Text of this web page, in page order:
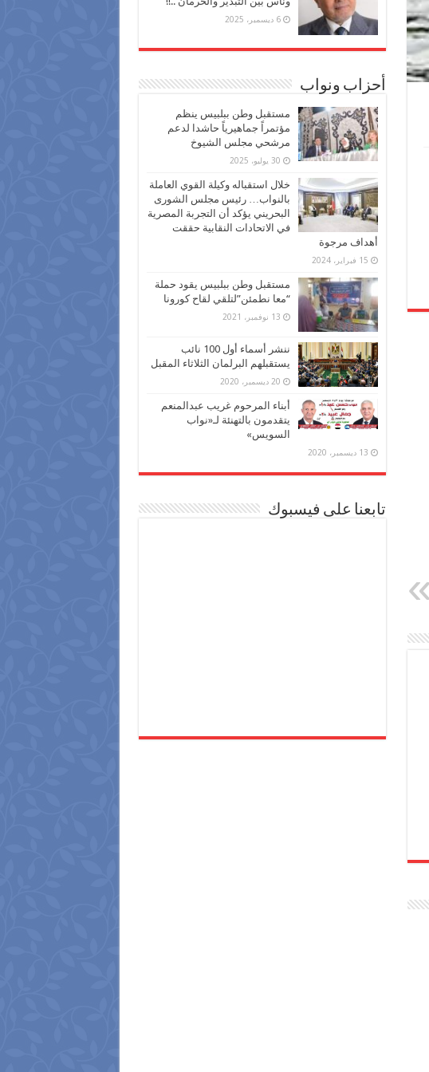
6 ديسمبر، 2025
أحزاب ونواب
مستقبل وطن ببلبيس ينظم
مؤتمراً جماهيرياً حاشدا لدعم
مرشحي مجلس الشيوخ
30 يوليو، 2025
خلال استقباله وكيلة القوي العاملة
بالنواب… رئيس مجلس الشورى
البحريني يؤكد أن التجربة المصرية
في الاتحادات النقابية حققت
أهداف مرجوة
15 فبراير، 2024
مستقبل وطن ببلبيس يقود حملة
“معا نطمئن”لتلقي لقاح كورونا
13 نوفمبر، 2021
ننشر أسماء أول 100 نائب
يستقبلهم البرلمان الثلاثاء المقبل
20 ديسمبر، 2020
أبناء المرحوم غريب عبدالمنعم
يتقدمون بالتهنئة لـ«نواب
السويس»
13 ديسمبر، 2020
تابعنا على فيسبوك